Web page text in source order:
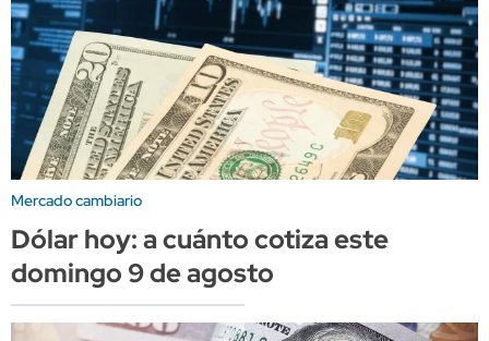
Mercado cambiario
Dólar hoy: a cuánto cotiza este
domingo 9 de agosto